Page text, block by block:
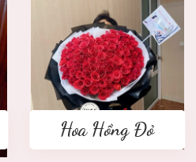
Hoa Hồng Đỏ